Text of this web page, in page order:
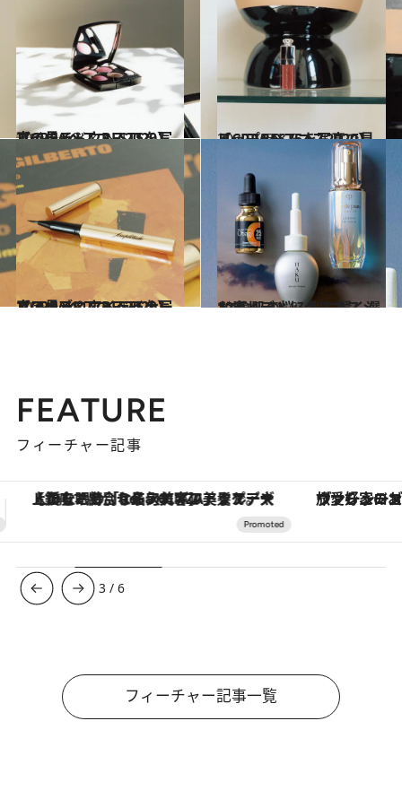
2020.12.8
【CREAベスコス2020】アイシャドウBEST5を写真で見る
ビューティ＆ヘルス 2020.12.9
【CREAベスコス2020】リップBEST5を写真で見る
ビューティ＆ヘルス
2020.12.8
【CREAベスコス2020】マスカラ＆アイライナー＆アイブロウBEST5を写真で見る
ビューティ＆ヘルス 2019.9.30
お疲れデトックスコスメ12選 肌の悩み別に賢く選んで
ビューティ＆ヘルス
FEATURE
フィーチャー記事
ヴァシュロン・コンスタンタン「オーヴァーシーズ・オートマティック」。旅愛好家のお気に入りコレクションから、ジェンダーレスな新作が登場 【夏限定ディナーコース】旬を
3 /6
フィーチャー記事一覧